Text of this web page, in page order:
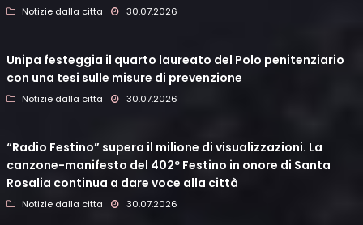
Notizie dalla citta 30.07.2026
Unipa festeggia il quarto laureato del Polo penitenziario
con una tesi sulle misure di prevenzione
Notizie dalla citta 30.07.2026
“Radio Festino” supera il milione di visualizzazioni. La
canzone-manifesto del 402º Festino in onore di Santa
Rosalia continua a dare voce alla città
Notizie dalla citta 30.07.2026